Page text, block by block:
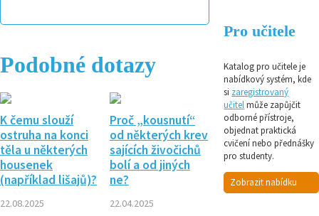
Podobné dotazy
K čemu slouží
ostruha na konci
těla u některých
housenek
(například lišajů)?
22.08.2025
Proč „kousnutí“
od některých krev
sajících živočichů
bolí a od jiných
ne?
22.04.2025
Pro učitele
Katalog pro učitele je
nabídkový systém, kde
si zaregistrovaný
učitelmůže zapůjčit
odborné přístroje,
objednat praktická
cvičení nebo přednášky
pro studenty.
Zobrazit nabídku